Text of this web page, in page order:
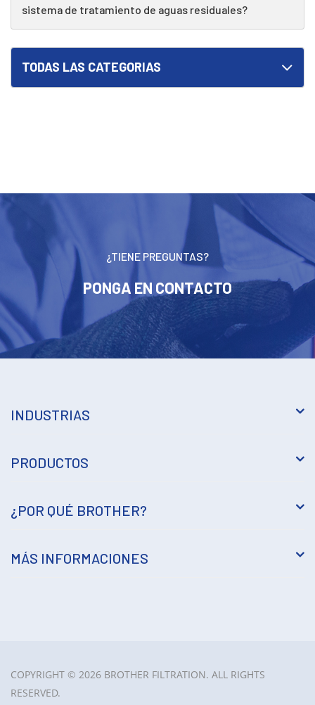
sistema de tratamiento de aguas residuales?
TODAS LAS CATEGORIAS
¿TIENE PREGUNTAS?
PONGA EN CONTACTO
INDUSTRIAS
PRODUCTOS
¿POR QUÉ BROTHER?
MÁS INFORMACIONES
COPYRIGHT © 2026 BROTHER FILTRATION. ALL RIGHTS
RESERVED.